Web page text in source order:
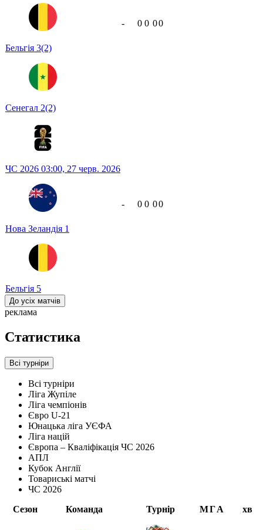
Бельгія 3(2)
Сенегал 2(2)
- 0 0 00
ЧС 2026 03:00, 27 черв. 2026
Нова Зеландія 1
Бельгія 5
- 0 0 00
До усіх матчів
реклама
Статистика
Всі турніри
Всі турніри
Ліга Жупіле
Ліга чемпіонів
Євро U-21
Юнацька ліга УЄФА
Ліга націй
Європа – Кваліфікація ЧС 2026
АПЛ
Кубок Англії
Товариські матчі
ЧС 2026
Сезон
Команда Турнір МГА хв